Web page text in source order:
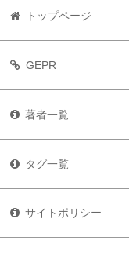
トップページ
GEPR
著者一覧
タグ一覧
サイトポリシー